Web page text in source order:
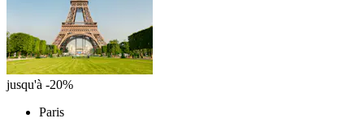
jusqu'à -20%
Paris